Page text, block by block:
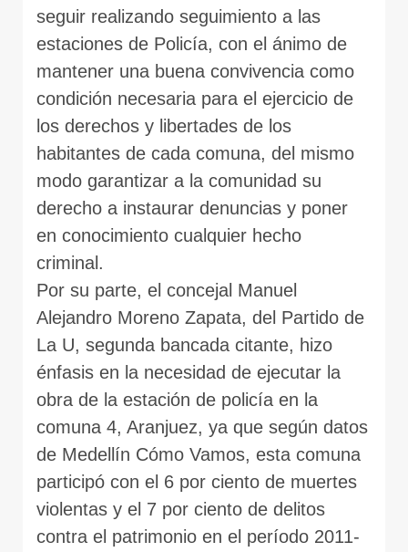
seguir realizando seguimiento a las
estaciones de Policía, con el ánimo de
mantener una buena convivencia como
condición necesaria para el ejercicio de
los derechos y libertades de los
habitantes de cada comuna, del mismo
modo garantizar a la comunidad su
derecho a instaurar denuncias y poner
en conocimiento cualquier hecho
criminal.
Por su parte, el concejal Manuel
Alejandro Moreno Zapata, del Partido de
La U, segunda bancada citante, hizo
énfasis en la necesidad de ejecutar la
obra de la estación de policía en la
comuna 4, Aranjuez, ya que según datos
de Medellín Cómo Vamos, esta comuna
participó con el 6 por ciento de muertes
violentas y el 7 por ciento de delitos
contra el patrimonio en el período 2011-